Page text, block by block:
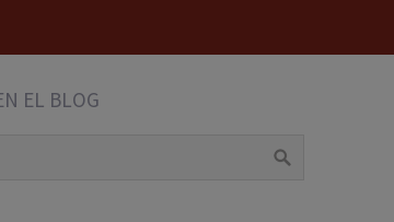
EL BLOG